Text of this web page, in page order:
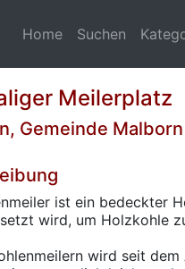
Home Suchen
Meilerplatz
Gemeinde Malborn
ist ein bedeckter
wird, um Holzkohle
wird seit